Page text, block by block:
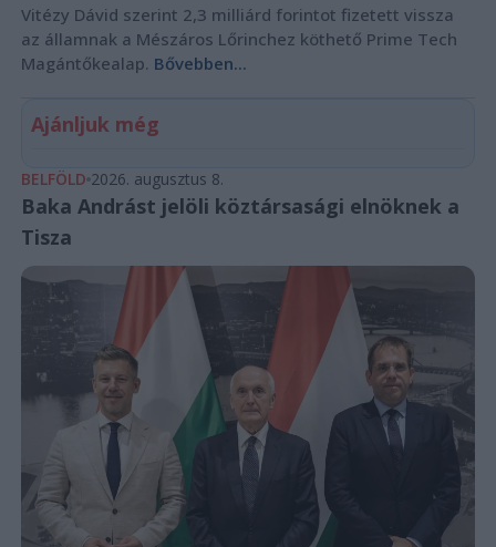
Vitézy Dávid szerint 2,3 milliárd forintot fizetett vissza
az államnak a Mészáros Lőrinchez köthető Prime Tech
Magántőkealap. Bővebben...
Ajánljuk még
BELFÖLD 2026. augusztus 8.
Baka Andrást jelöli köztársasági elnöknek a
Tisza